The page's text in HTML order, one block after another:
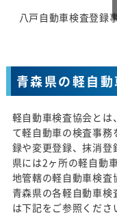
八戸自動車検査登録
青森県の軽自
軽自動車検査協会とは
て軽自動車の検査事
録や変更登録、抹消登
県には2ヶ所の軽自動
地管轄の軽自動車検査
青森県の各軽自動車
は下記をご参照くださ